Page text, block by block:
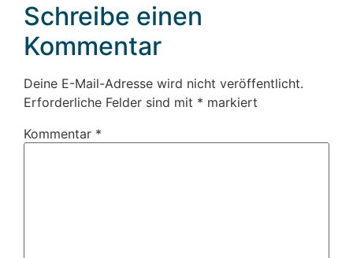
Schreibe einen
Kommentar
Deine E-Mail-Adresse wird nicht veröffentlicht.
Erforderliche Felder sind mit * markiert
Kommentar *